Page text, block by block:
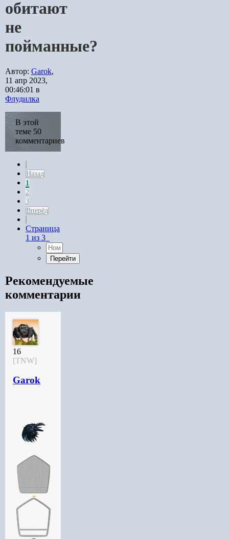
обитают
не
пойманные?
Автор: Garok,
11 апр 2023,
00:46:01 в
Флудилка
В этой
теме 50
комментариев
Назад
1
2
3
Вперёд
Страница
1 из 3
Рекомендуемые
комментарии
16
[TNW]
Garok